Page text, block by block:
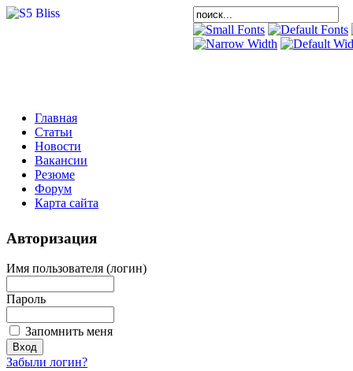
Главная
Статьи
Новости
Вакансии
Резюме
Форум
Карта сайта
Авторизация
Имя пользователя (логин)
Пароль
Запомнить меня
Забыли логин?